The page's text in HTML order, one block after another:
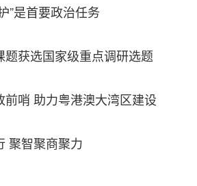
”是首要政治任务
题获选国家级重点调研选题
前哨 助力粤港澳大湾区建设
聚智聚商聚力